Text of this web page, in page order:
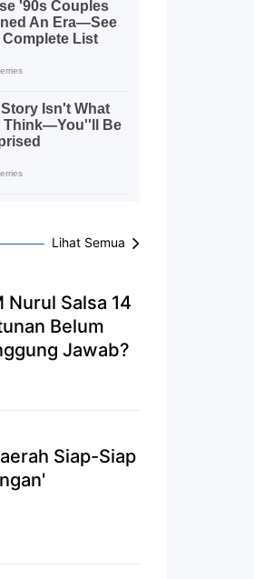
Lihat Semua
Nurul Salsa 14
Belum
Jawab?
Siap-Siap